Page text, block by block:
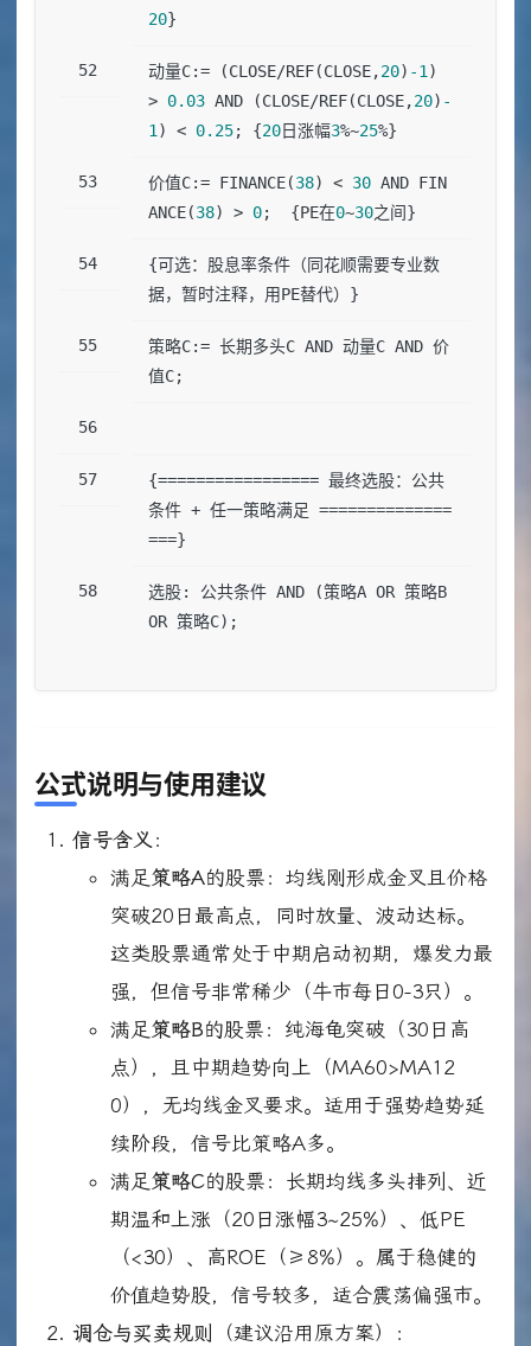
20}
动量C:= (CLOSE/REF(CLOSE,20) -1 )
> 0.03 AND (CLOSE/REF(CLOSE,20) -
1 ) < 0.25; {20日涨幅3%~25%}
价值C:= FINANCE(38) < 30 AND FIN
ANCE(38) > 0;  {PE在0~30之间}
{可选：股息率条件（同花顺需要专业数
据，暂时注释，用PE替代）}
策略C:= 长期多头C AND 动量C AND 价
值C;
{================= 最终选股：公共
条件 + 任一策略满足 ==============
===}
选股: 公共条件 AND (策略A OR 策略B
OR 策略C);
公式说明与使用建议
信号含义：
满足 策略A的股票：均线刚形成金叉且价格
突破20日最高点，同时放量、波动达标。
这类股票通常处于中期启动初期，爆发力最
强，但信号非常稀少（牛市每日0-3只）。
满足 策略B的股票：纯海龟突破（30日高
点），且中期趋势向上（MA60>MA12
0），无均线金叉要求。适用于强势趋势延
续阶段，信号比策略A多。
满足 策略C的股票：长期均线多头排列、近
期温和上涨（20日涨幅3~25%）、低PE
（<30）、高ROE（≥8%）。属于稳健的
价值趋势股，信号较多，适合震荡偏强市。
调仓与买卖规则
（建议沿用原方案）：